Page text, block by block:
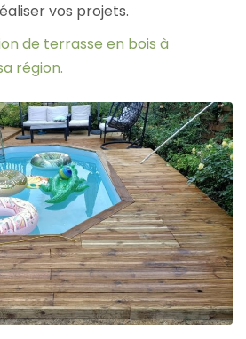
vos projets.
de terrasse en bois à
région.